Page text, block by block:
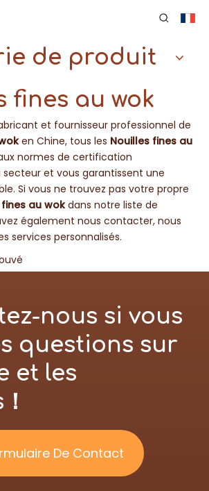
de produit
fines au wok
et fournisseur professionnel de
en Chine, tous les Nouilles fines au
normes de certification
et vous garantissent une
Si vous ne trouvez pas votre propre
au wokdans notre liste de
également nous contacter, nous
services personnalisés.
nous si vous
questions sur
et les
De Contact